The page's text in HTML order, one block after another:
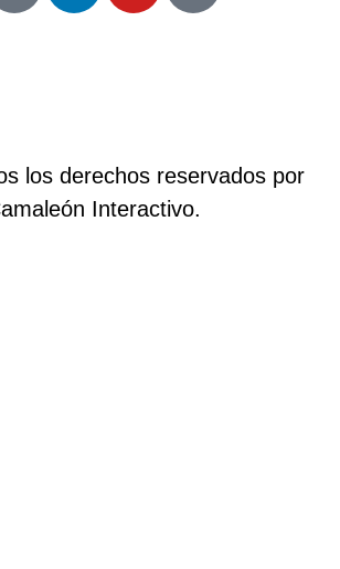
los derechos reservados por
Interactivo.